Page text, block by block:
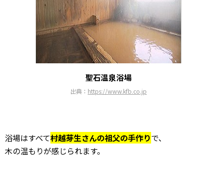
聖石温泉浴場
出典： https://www.kfb.co.jp
浴場はすべて村越芽生さんの祖父の手作りで、
木の温もりが感じられます。